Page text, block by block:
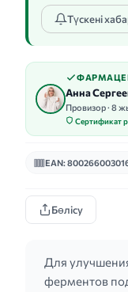
Түскені
Анна
Провизор · 8
Сертификат
EAN:
Бөлісу
Для
ферментов